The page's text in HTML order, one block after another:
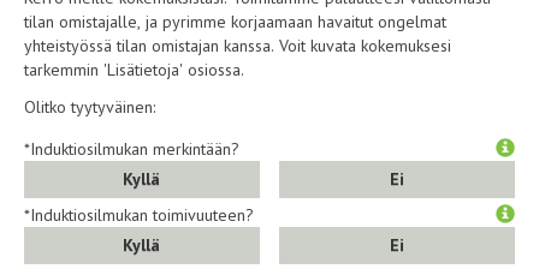
tilan omistajalle, ja pyrimme korjaamaan havaitut ongelmat
yhteistyössä tilan omistajan kanssa. Voit kuvata kokemuksesi
tarkemmin 'Lisätietoja' osiossa.
Olitko tyytyväinen:
*Induktiosilmukan merkintään?
Kyllä
Ei
*Induktiosilmukan toimivuuteen?
Kyllä
Ei